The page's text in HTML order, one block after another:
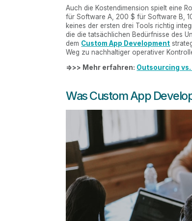
Auch die Kostendimension spielt eine
für Software A, 200 $ für Software B,
keines der ersten drei Tools richtig
die die tatsächlichen Bedürfnisse des
dem Custom App Development
Weg zu nachhaltiger operativer
=>>> Mehr erfahren: Outsourcing
Was Custom App